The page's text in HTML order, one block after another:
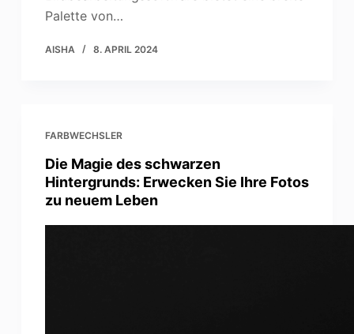
Palette von…
AISHA 8. APRIL 2024
FARBWECHSLER
Die Magie des schwarzen
Hintergrunds: Erwecken Sie Ihre Fotos
zu neuem Leben